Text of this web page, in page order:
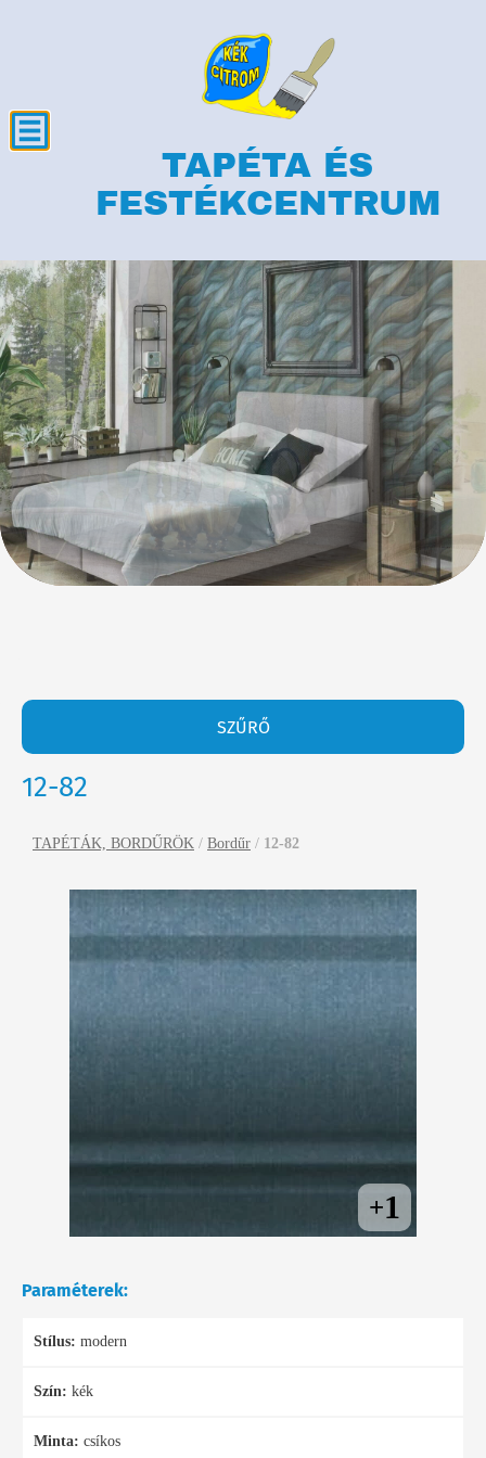
TAPÉTA ÉS
FESTÉKCENTRUM
SZŰRŐ
12-82
TAPÉTÁK, BORDŰRÖK / Bordűr / 12-82
+1
Paraméterek:
Stílus: modern
Szín: kék
Minta: csíkos